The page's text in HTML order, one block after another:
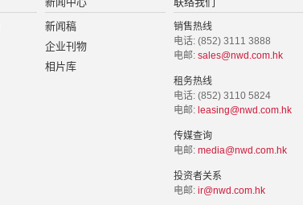
新闻稿
企业刊物
相片库
销售热线
电话: (852) 3111 3888
电邮: sales@nwd.com.hk
租务热线
电话: (852) 3110 5824
电邮: leasing@nwd.com.hk
传媒查询
电邮: media@nwd.com.hk
投资者关系
电邮: ir@nwd.com.hk